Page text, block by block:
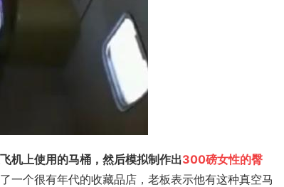
机上使用的马桶，然后模拟制作出300磅女性的臀
一个很有年代的收藏品店，老板表示他有这种真空马